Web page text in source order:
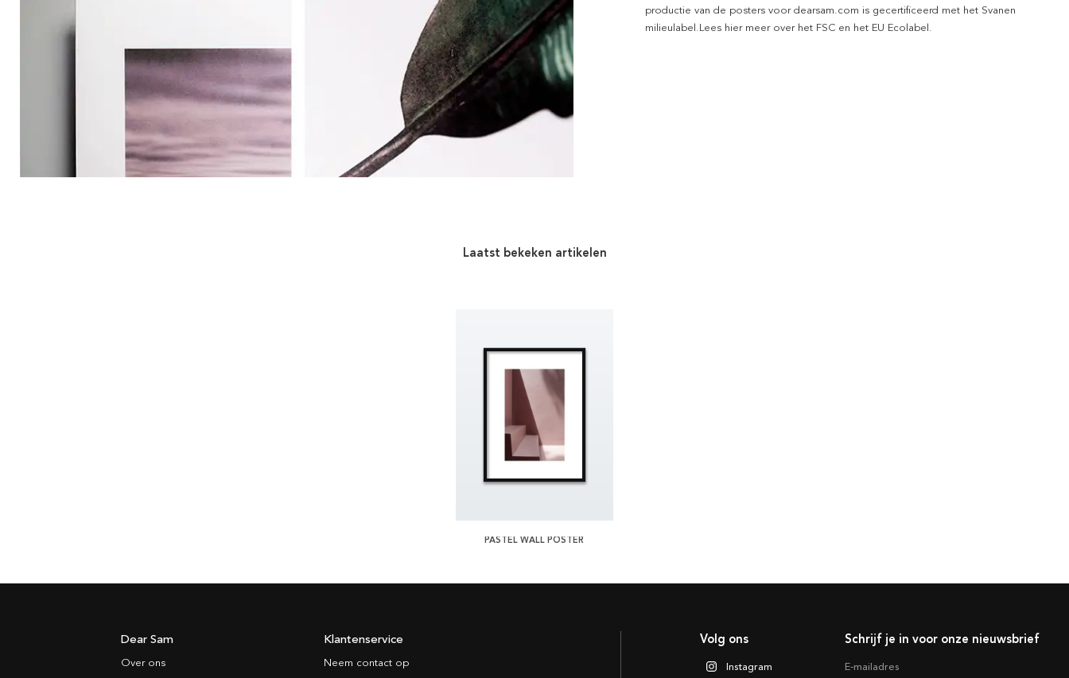
productie van de posters voor dearsam.com is gecertificeerd met het Svanen
milieulabel.Lees hier meer over het FSC en het EU Ecolabel.
Laatst bekeken artikelen
PASTEL WALL POSTER
Schrijf je in voor onze nieuwsbrief
E-mailadres
Volg ons
Instagram
Dear Sam
Over ons
Klantenservice
Neem contact op